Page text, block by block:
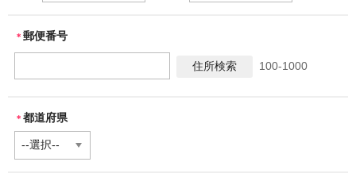
＊ 郵便番号
100-1000
＊ 都道府県